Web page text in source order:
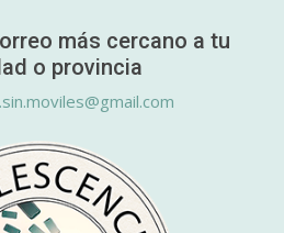
más cercano a tu
o provincia